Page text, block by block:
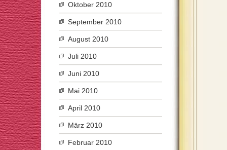
Oktober 2010
September 2010
August 2010
Juli 2010
Juni 2010
Mai 2010
April 2010
März 2010
Februar 2010